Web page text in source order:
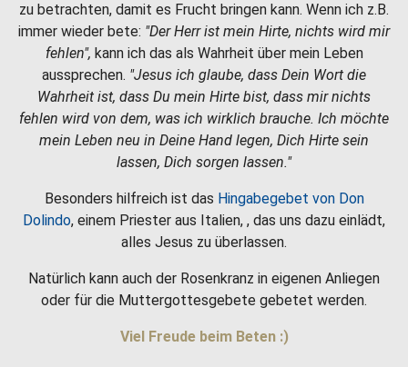
zu betrachten, damit es Frucht bringen kann. Wenn ich z.B.
immer wieder bete: "Der Herr ist mein Hirte, nichts wird mir
fehlen", kann ich das als Wahrheit über mein Leben
aussprechen. "Jesus ich glaube, dass Dein Wort die
Wahrheit ist, dass Du mein Hirte bist, dass mir nichts
fehlen wird von dem, was ich wirklich brauche. Ich möchte
mein Leben neu in Deine Hand legen, Dich Hirte sein
lassen, Dich sorgen lassen."
Besonders hilfreich ist das Hingabegebet von Don
Dolindo, einem Priester aus Italien, , das uns dazu einlädt,
alles Jesus zu überlassen.
Natürlich kann auch der Rosenkranz in eigenen Anliegen
oder für die Muttergottesgebete gebetet werden.
Viel Freude beim Beten :)